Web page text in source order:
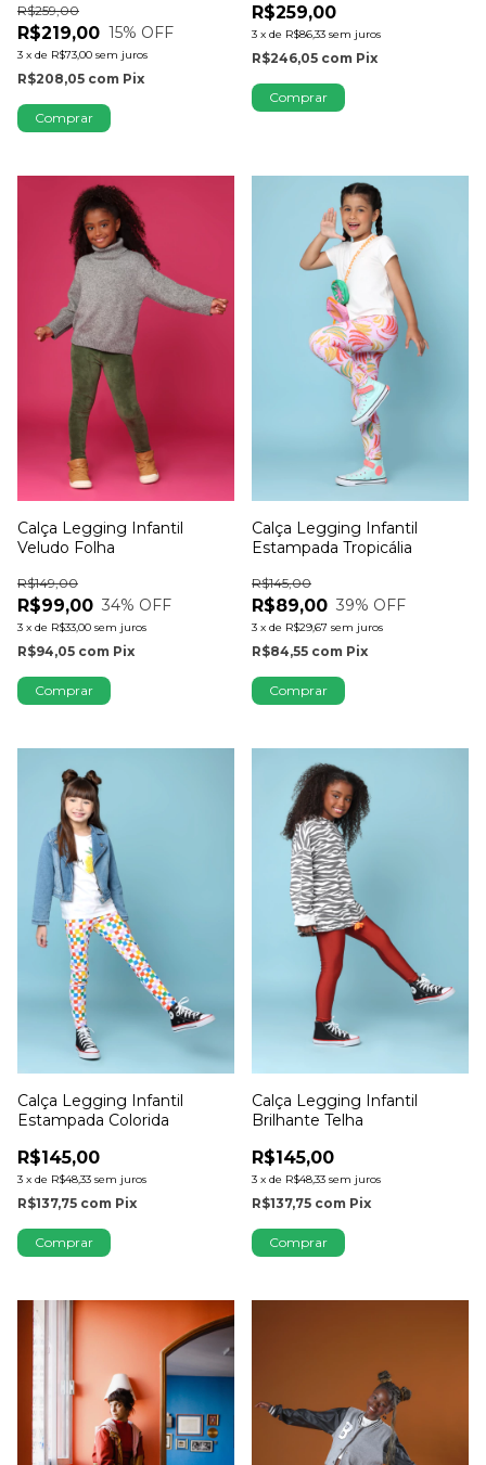
R$219,00
R$259,00
15% OFF
3 x de R$73,00 sem juros
R$208,05 com Pix
Comprar
R$259,00
3 x de R$86,33 sem juros
R$246,05 com Pix
Comprar
Calça Legging Infantil
Veludo Folha
R$99,00
R$149,00
34% OFF
3 x de R$33,00 sem juros
R$94,05 com Pix
Comprar
Calça Legging Infantil
Estampada Tropicália
R$89,00
R$145,00
39% OFF
3 x de R$29,67 sem juros
R$84,55 com Pix
Comprar
Calça Legging Infantil
Estampada Colorida
R$145,00
3 x de R$48,33 sem juros
R$137,75 com Pix
Comprar
Calça Legging Infantil
Brilhante Telha
R$145,00
3 x de R$48,33 sem juros
R$137,75 com Pix
Comprar